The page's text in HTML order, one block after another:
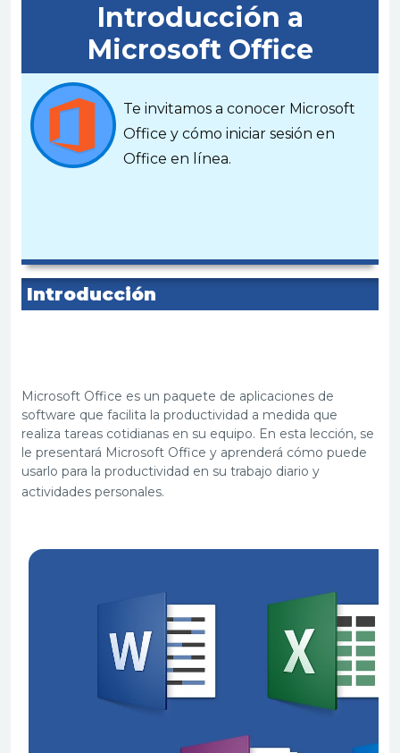
Introducción a
Microsoft Office
Te invitamos a conocer Microsoft
Office y cómo iniciar sesión en
Office en línea.
Introducción
Microsoft Office es un paquete de aplicaciones de
software que facilita la productividad a medida que
realiza tareas cotidianas en su equipo. En esta lección, se
le presentará Microsoft Office y aprenderá cómo puede
usarlo para la productividad en su trabajo diario y
actividades personales.